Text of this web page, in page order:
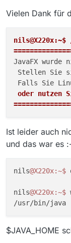
Stellen
Falls Sie
oder
Vielen Dank für
JavaFX wurde
Stellen Sie
oder nutzen
Ist leider auch
und das war es
nils@X220x:~$
nils@X220x:~$
$JAVA_HOME